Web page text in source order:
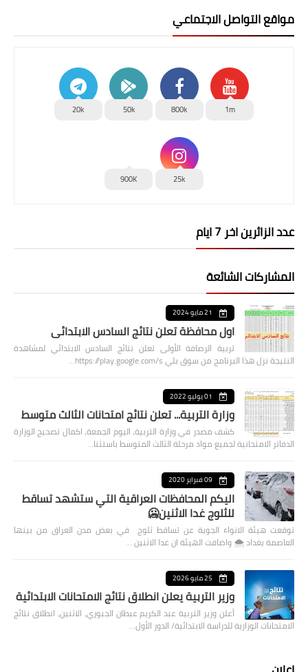
مواقع التواصل الاجتماعي
1m
800k
50k
20k
25k
900K
عدد الزائرين اخر 7 ايام
المشاركات الشائعة
21 مايو 2024
اول محافظة تعلن نتائج السادس الابتدائي
تربية الرصافة الأولى تعلن نتائج السادس الابتدائي لمشاهدة
النتيجة نزل هذا البرنامج من سوق بلي https://play.google.com/s…
01 يوليو 2022
وزارة التربية... تعلن نتائج امتحانات الثالث متوسط
كشف مصدر في وزارة التربية، اليوم الجمعة، اكمال تصحيح الوزارة
الدفاتر الامتحانية لجميع مواد مرحلة الثالث المتوسط باستثنا…
09 فبراير 2020
اليكم المحافظات العراقية التي ستشهد تساقط
للثلوج غدا الاثنين🥶
توقعت هيئة الانواء الجوية عن تساقط ثلوج في بعض مدن العراق من بينها
العاصمة بغداد ⁦🌨️⁩ واضافت الهيئة ان غدا الاثنين …
25 مايو 2026
وزير التربية يعلن انطلاق نتائج الامتحانات الابتدائية
أعلن وزير التربية عبد الكريم عبطان الجبوري، الاثنين، انطلاق نتائج
الامتحانات الوزارية للدراسة الابتدائية/ الدور الأول…